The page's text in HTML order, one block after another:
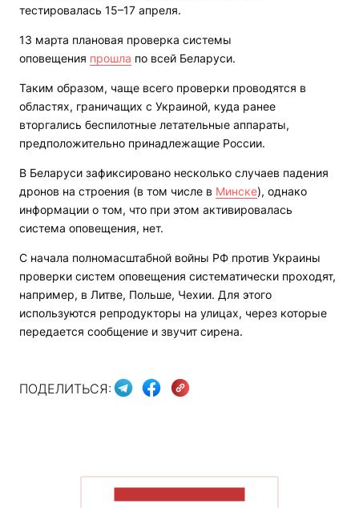
тестировалась 15–17 апреля.
13 марта плановая проверка системы
оповещения прошла по всей Беларуси.
Таким образом, чаще всего проверки проводятся в
областях, граничащих с Украиной, куда ранее
вторгались беспилотные летательные аппараты,
предположительно принадлежащие России.
В Беларуси зафиксировано несколько случаев падения
дронов на строения (в том числе в Минске), однако
информации о том, что при этом активировалась
система оповещения, нет.
С начала полномасштабной войны РФ против Украины
проверки систем оповещения систематически проходят,
например, в Литве, Польше, Чехии. Для этого
используются репродукторы на улицах, через которые
передается сообщение и звучит сирена.
ПОДЕЛИТЬСЯ: